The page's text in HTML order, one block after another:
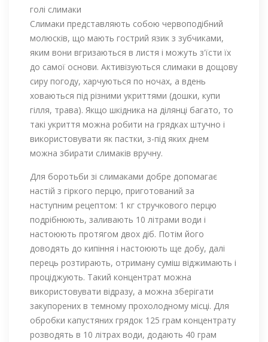
голі слимаки
Слимаки представляють собою червоподібний
молюсків, що мають гострий язик з зубчиками,
яким вони вгризаються в листя і можуть з'їсти їх
до самої основи. Активізуються слимаки в дощову
сиру погоду, харчуються по ночах, а вдень
ховаються під різними укриттями (дошки, купи
гілля, трава). Якщо шкідника на ділянці багато, то
такі укриття можна робити на грядках штучно і
використовувати як пастки, з-під яких днем ​​
можна збирати слимаків вручну.
Для боротьби зі слимаками добре допомагає
настій з гіркого перцю, приготований за
наступним рецептом: 1 кг стручкового перцю
подрібнюють, заливають 10 літрами води і
настоюють протягом двох діб. Потім його
доводять до кипіння і настоюють ще добу, далі
перець розтирають, отриману суміш віджимають і
проціджують. Такий концентрат можна
використовувати відразу, а можна зберігати
закупорених в темному прохолодному місці. Для
обробки капустяних грядок 125 грам концентрату
розводять в 10 літрах води, додають 40 грам